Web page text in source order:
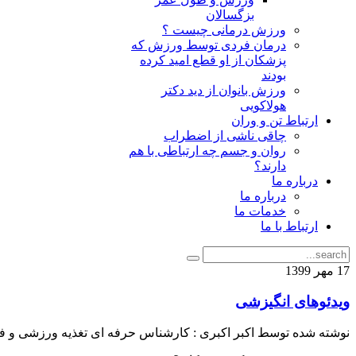
بزگسالان
ورزش درمانی چیست ؟
درمان فردی توسط ورزش که
پزشکان از او قطع امید کرده
بودند
ورزش بانوان از دید دکتر
هولاکویی
ارتباط تن و وران
چاقی ناشی از اضطراب
روان و جسم چه ارتباطی با هم
دارند؟
درباره ما
درباره ما
خدمات ما
ارتباط با ما
17 مهر 1399
ویدئوهای انگیزشی
نوشته شده توسط اکبر اکبری : کارشناس حرفه ای تغذیه ورزشی و